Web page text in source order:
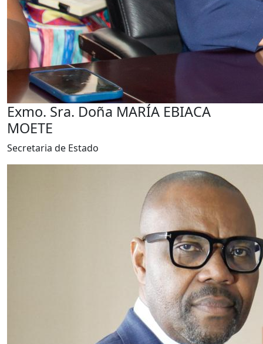
Exmo. Sra. Doña MARÍA EBIACA
MOETE
Secretaria de Estado